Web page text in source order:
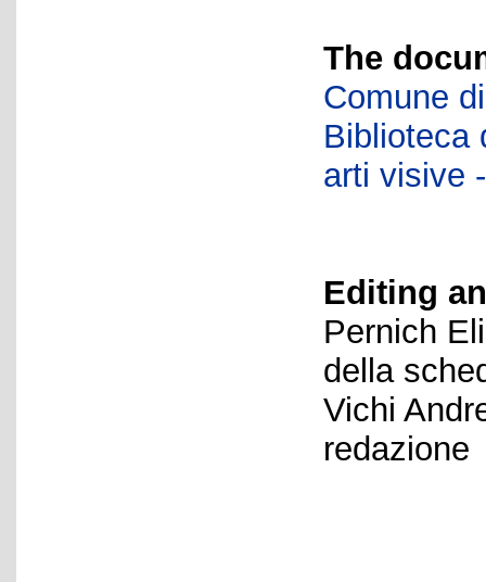
The
Comune
Biblioteca
arti visive
Editing
Pernich
della
Vichi
redazione